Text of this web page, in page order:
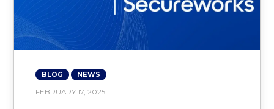
BLOG NEWS
FEBRUARY 17, 2025